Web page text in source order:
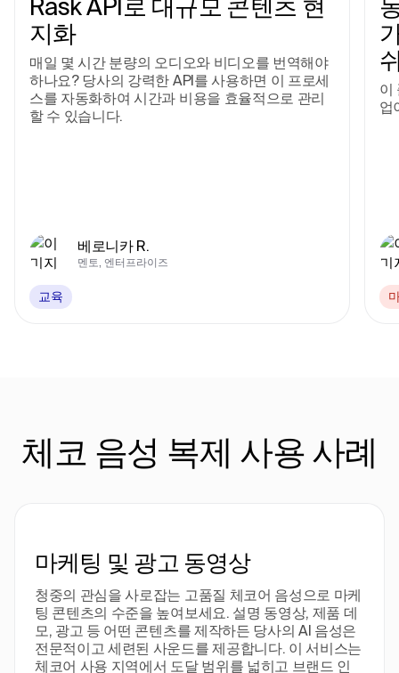
Rask API로 대규모 콘텐츠 현
지화
매일 몇 시간 분량의 오디오와 비디오를 번역해야
하나요? 당사의 강력한 API를 사용하면 이 프로세
스를 자동화하여 시간과 비용을 효율적으로 관리
할 수 있습니다.
베로니카 R.
멘토, 엔터프라이즈
교육
이
업
체코 음성 복제 사용 사례
마케팅 및 광고 동영상
청중의 관심을 사로잡는 고품질 체코어 음성으로 마케
팅 콘텐츠의 수준을 높여보세요. 설명 동영상, 제품 데
모, 광고 등 어떤 콘텐츠를 제작하든 당사의 AI 음성은
전문적이고 세련된 사운드를 제공합니다. 이 서비스는
체코어 사용 지역에서 도달 범위를 넓히고 브랜드 인